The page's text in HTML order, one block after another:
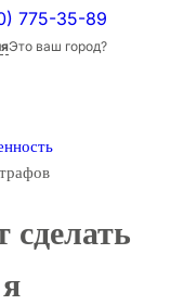
775-35-89
Это ваш город?